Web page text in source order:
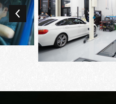
事をしているからこそ
りがとう」と言われた
す。お客様の幸せの縁
じですかね。
障診断や修理のルール
体系化されていること
「ステップを踏んで進
どり着くようになって
BMW車を初めて扱う上
す。eラーニングと座学
いているので、できる
と思っています。ある
ルマに不具合があるも
るタイミングがわから
たのですが、何度も確
けることができ、直す
専門学校を卒業後、ず
てきたのですが、自分
機にその魅力に引き込
みたいと思うようにな
入社してまず印象的だ
シャンたちのレベルの
とも仕事の魅力の一つ